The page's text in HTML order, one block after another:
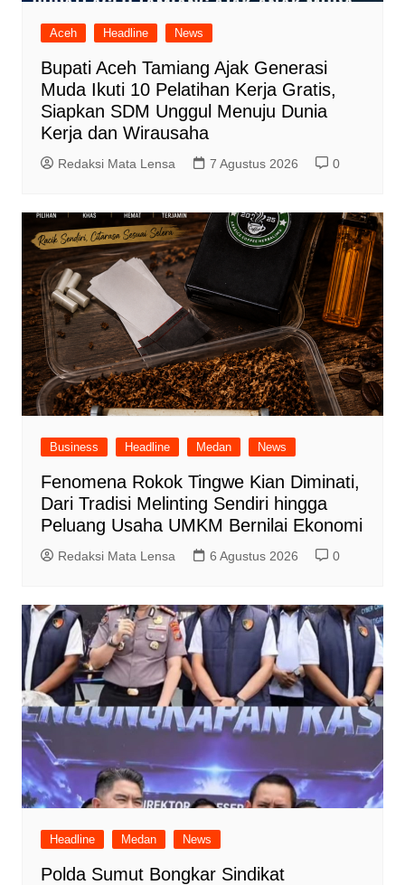
Aceh Headline News
Bupati Aceh Tamiang Ajak Generasi
Muda Ikuti 10 Pelatihan Kerja Gratis,
Siapkan SDM Unggul Menuju Dunia
Kerja dan Wirausaha
Redaksi Mata Lensa 7 Agustus 2026 0
Business Headline Medan News
Fenomena Rokok Tingwe Kian Diminati,
Dari Tradisi Melinting Sendiri hingga
Peluang Usaha UMKM Bernilai Ekonomi
Redaksi Mata Lensa 6 Agustus 2026 0
Headline Medan News
Polda Sumut Bongkar Sindikat